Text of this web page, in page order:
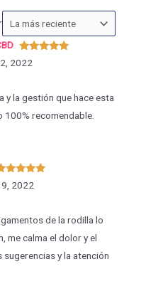
Ordenar
las
Valorado
con
2022
y la gestión que hace esta
100% recomendable.
5de 5
2022
de la rodilla lo
me calma el dolor y el
y la atención